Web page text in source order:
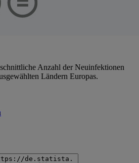
Anzahl der Neuinfektionen
Ländern Europas.